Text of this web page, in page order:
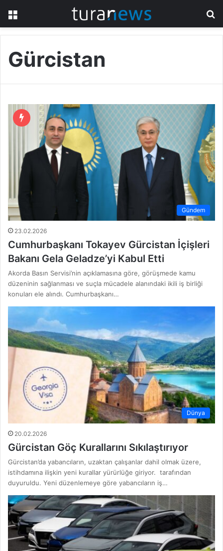
Gürcistan
Gündem
23.02.2026
Cumhurbaşkanı Tokayev Gürcistan İçişleri
Bakanı Gela Geladze’yi Kabul Etti
Akorda Basın Servisi’nin açıklamasına göre, görüşmede kamu
düzeninin sağlanması ve suçla mücadele alanındaki ikili iş birliği
konuları ele alındı. Cumhurbaşkanı…
Dünya
20.02.2026
Gürcistan Göç Kurallarını Sıkılaştırıyor
Gürcistan’da yabancıların, uzaktan çalışanlar dahil olmak üzere,
istihdamına ilişkin yeni kurallar yürürlüğe giriyor. tarafından
duyuruldu. Yeni düzenlemeye göre yabancıların iş…